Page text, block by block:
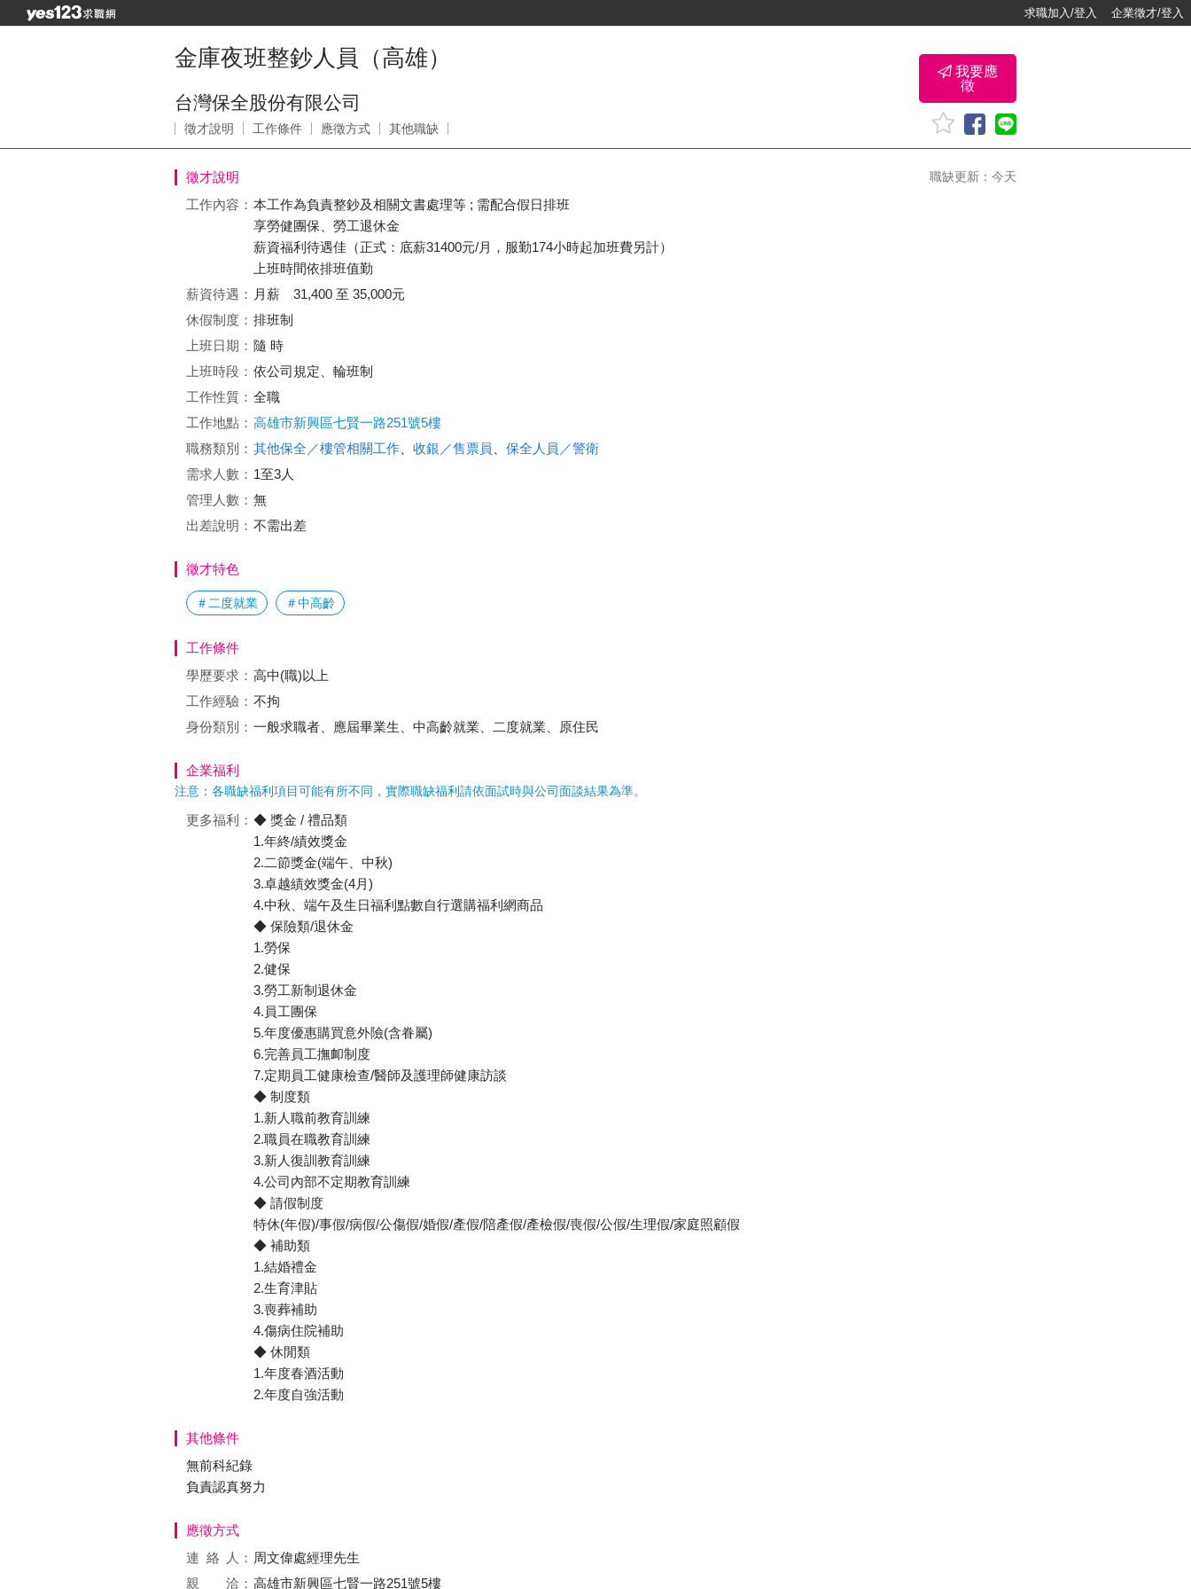
求職加入/登入 企業徵才/登入
金庫夜班整鈔人員（高雄）
台灣保全股份有限公司
徵才說明 工作條件 應徵方式 其他職缺
我要應
徵
徵才說明 職缺更新：今天
工作內容： 本工作為負責整鈔及相關文書處理等 ; 需配合假日排班
享勞健團保、勞工退休金
薪資福利待遇佳（正式：底薪31400元/月，服勤174小時起加班費另計）
上班時間依排班值勤
薪資待遇： 月薪 31,400 至 35,000元
休假制度： 排班制
上班日期： 隨 時
上班時段： 依公司規定、輪班制
工作性質： 全職
工作地點： 高雄市新興區七賢一路251號5樓
職務類別： 其他保全／樓管相關工作 收銀／售票員
保全人員／警衛
需求人數： 1至3人
管理人數： 無
出差說明： 不需出差
徵才特色
＃二度就業 ＃中高齡
工作條件
學歷要求： 高中(職)以上
工作經驗： 不拘
身份類別： 一般求職者、應屆畢業生、中高齡就業、二度就業、原住民
企業福利
注意：各職缺福利項目可能有所不同，實際職缺福利請依面試時與公司面談結果為準。
更多福利： ◆ 獎金 / 禮品類
1.年終/績效獎金
2.二節獎金(端午、中秋)
3.卓越績效獎金(4月)
4.中秋、端午及生日福利點數自行選購福利網商品
◆ 保險類/退休金
1.勞保
2.健保
3.勞工新制退休金
4.員工團保
5.年度優惠購買意外險(含眷屬)
6.完善員工撫卹制度
7.定期員工健康檢查/醫師及護理師健康訪談
◆ 制度類
1.新人職前教育訓練
2.職員在職教育訓練
3.新人復訓教育訓練
4.公司內部不定期教育訓練
◆ 請假制度
特休(年假)/事假/病假/公傷假/婚假/產假/陪產假/產檢假/喪假/公假/生理假/家庭照顧假
◆ 補助類
1.結婚禮金
2.生育津貼
3.喪葬補助
4.傷病住院補助
◆ 休閒類
1.年度春酒活動
2.年度自強活動
其他條件
無前科紀錄
負責認真努力
應徵方式
連絡
人： 周文偉處經理先生
親 洽： 高雄市新興區七賢一路251號5樓